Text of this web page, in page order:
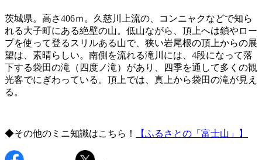
茨城県。高さ406ｍ。久慈川上流の、コンニャクなどで知ら
れる大子町にある絶壁の山。低山ながら、頂上へは鎖やロー
プを使って登るスリルある山で、狭い岩尾根の頂上からの展
望は、素晴らしい。南側を流れる滝川には、4段になって落
下する袋田の滝（四度ノ滝）があり、四季を通して多くの観
光客でにぎわっている。頂上では、真上から袋田の滝が見え
る。
◆その他のミニ知識はこちら！ 【ふるさとの「富士山」】